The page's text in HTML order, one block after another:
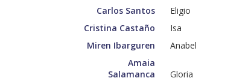
Carlos Santos
Eligio
Cristina Castaño
Isa
Miren Ibarguren
Anabel
Amaia
Salamanca
Gloria